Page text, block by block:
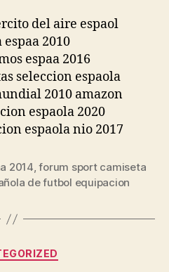
2014,forum sport camiseta
de futbol equipacion
Categorías